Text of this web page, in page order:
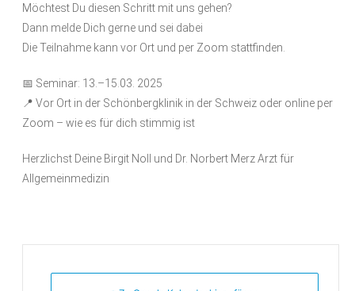
Möchtest Du diesen Schritt mit uns gehen?
Dann melde Dich gerne und sei dabei
Die Teilnahme kann vor Ort und per Zoom stattfinden.
📅 Seminar: 13.–15.03. 2025
📍 Vor Ort in der Schönbergklinik in der Schweiz oder online per
Zoom – wie es für dich stimmig ist
Herzlichst Deine Birgit Noll und Dr. Norbert Merz Arzt für
Allgemeinmedizin